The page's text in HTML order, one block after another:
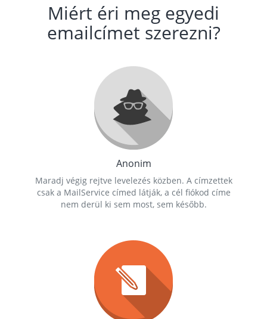
Miért éri meg egyedi
emailcímet szerezni?
Anonim
Maradj végig rejtve levelezés közben. A címzettek
csak a MailService címed látják, a cél fiókod címe
nem derül ki sem most, sem később.